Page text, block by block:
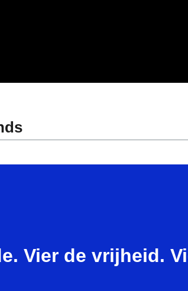
Vier de vrijheid.